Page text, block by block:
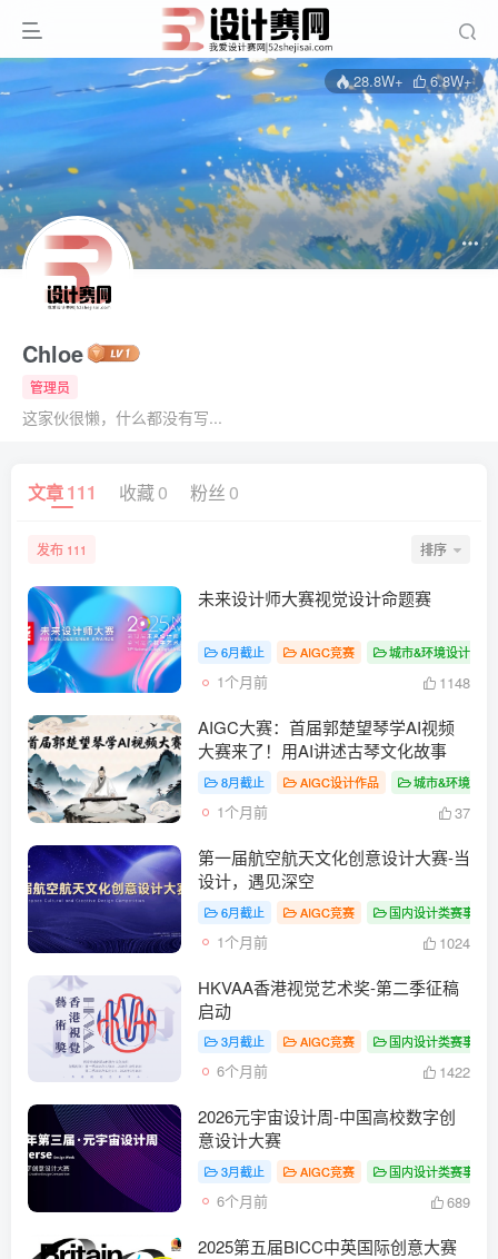
28.8W+ 6.8W+
Chloe
管理员
这家伙很懒，什么都没有写...
文章111 收藏0 粉丝 0
发布 111 排序
未来设计师大赛视觉设计命题赛
6月截止 AIGC竞赛 城市&环境设计大赛
1个月前 1148
AIGC大赛：首届郭楚望琴学AI视频
大赛来了！用AI讲述古琴文化故事
8月截止 AIGC设计作品 城市&环境设
1个月前 37
第一届航空航天文化创意设计大赛-当
设计，遇见深空
6月截止 AIGC竞赛 国内设计类赛事
1个月前 1024
HKVAA香港视觉艺术奖-第二季征稿
启动
3月截止 AIGC竞赛 国内设计类赛事
6个月前 1422
2026元宇宙设计周-中国高校数字创
意设计大赛
3月截止 AIGC竞赛 国内设计类赛事
6个月前 689
2025第五届BICC中英国际创意大赛